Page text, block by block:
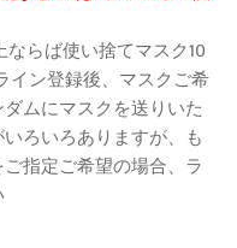
らば使い捨てマスク10
イン登録後、マスクご希
ムにマスクを送りいた
ろいろありますが、も
指定ご希望の場合、ラ